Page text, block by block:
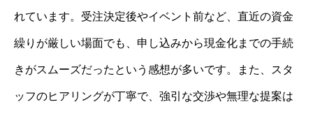
れています。受注決定後やイベント前など、直近の資金
繰りが厳しい場面でも、申し込みから現金化までの手続
きがスムーズだったという感想が多いです。また、スタ
ッフのヒアリングが丁寧で、強引な交渉や無理な提案は